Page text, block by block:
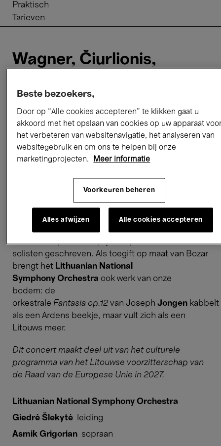
Praktisch
Tarieven
Wagner, Čiurlionis,
Litouwen in de Europese Raad zakt een Litouwse
topcast af naar Brussel, met
dirigente
Giedre Slekyte , tenor Edgaras Montvidas
sopraan
Asmik Grigorian, verkozen
Opera Awards 2025). Ook het programma kleurt
geel-groen-rood dankzij muziek
van Mikalojus KonstantinasČiurlionis, dé culturele
trots van Litouwen. De mooiste aria’s uit
solisten geschreven. Als toegift op maat van Bozar
brengt het Lithuanian National
Symphony Orchestra ook werk van onze
bodem: de
orkestrale Fantasia op.12 van Joseph Jongen kabbelt
als een Ardens beekje, maar vult zich als een
Litouws meer.
Dit concert maakt deel uit van het culturele
programma van het Litouwse voorzitterschap van
de Raad van de Europese Unie in 2027.
Lithuanian National Symphony Orchestra
Giedrė Šlekytė leiding
Asmik Grigorian sopraan
Beste bezoekers,
Door op “Alle cookies accepteren” te klikken gaat u
akkoord met het opslaan van cookies op uw apparaat
het verbeteren van websitenavigatie, het analyseren van
websitegebruik en om ons te helpen bij onze
marketingprojecten.
Meer informatie
Voorkeuren beheren
Alles afwijzen Alle cookies accepteren